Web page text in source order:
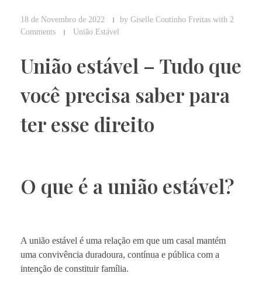
18 de Novembro de 2022 by Giselle Coutinho Freitas with 2
Comments
União Estável
União estável – Tudo que
você precisa saber para
ter esse direito
O que é a união estável?
A união estável é uma relação em que um casal mantém
uma convivência duradoura, contínua e pública com a
intenção de constituir família.